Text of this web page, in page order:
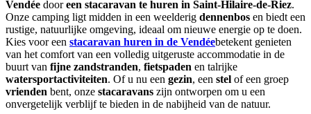
Vendée dooreen stacaravan te huren in Saint-Hilaire-de-Riez.
Onze camping ligt midden in een weelderig dennenbos en biedt een
rustige, natuurlijke omgeving, ideaal om nieuwe energie op te doen.
Kies voor een stacaravan huren in de Vendéebetekent genieten
van het comfort van een volledig uitgeruste accommodatie in de
buurt van fijne zandstranden, fietspaden en talrijke
watersportactiviteiten. Of u nu een gezin, een stel of een groep
vrienden bent, onze stacaravans zijn ontworpen om u een
onvergetelijk verblijf te bieden in de nabijheid van de natuur.